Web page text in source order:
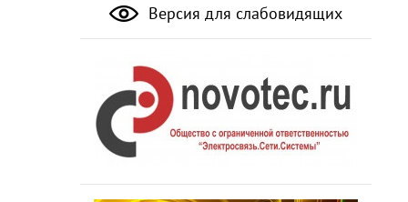
Версия для слабовидящих